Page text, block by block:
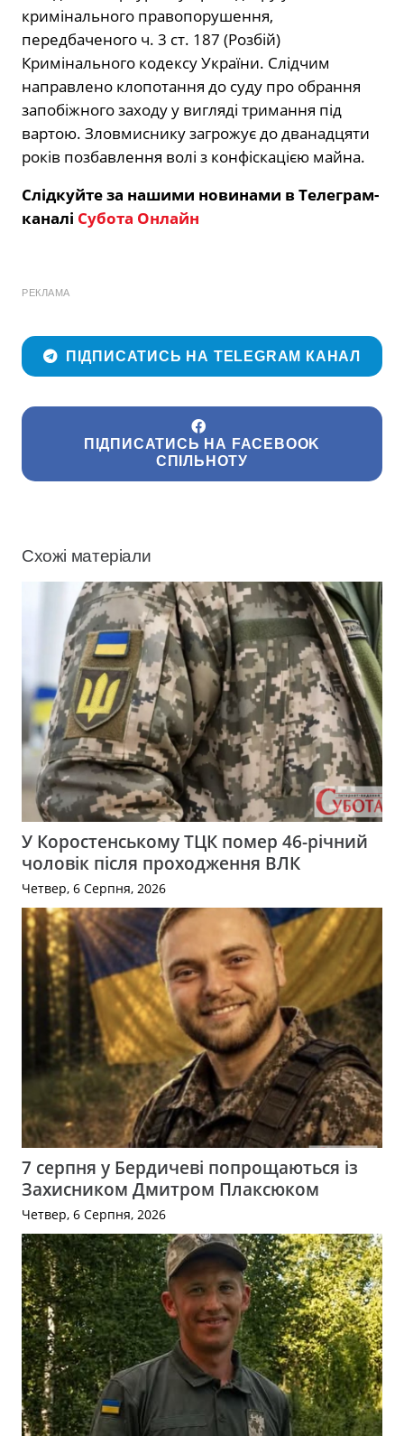
кримінального правопорушення,
передбаченого ч. 3 ст. 187 (Розбій)
Кримінального кодексу України. Слідчим
направлено клопотання до суду про обрання
запобіжного заходу у вигляді тримання під
вартою. Зловмиснику загрожує до дванадцяти
років позбавлення волі з конфіскацією майна.
Слідкуйте за нашими новинами в Телеграм-
каналі Субота Онлайн
РЕКЛАМА
ПІДПИСАТИСЬ НА TELEGRAM КАНАЛ
ПІДПИСАТИСЬ НА FACEBOOK
СПІЛЬНОТУ
Схожі матеріали
У Коростенському ТЦК помер 46-річний
чоловік після проходження ВЛК
Четвер, 6 Серпня, 2026
7 серпня у Бердичеві попрощаються із
Захисником Дмитром Плаксюком
Четвер, 6 Серпня, 2026